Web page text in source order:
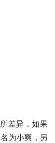
差异，如果
为小爽，另